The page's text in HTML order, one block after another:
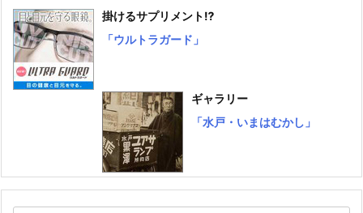
掛けるサプリメント⁉
「ウルトラガード」
ギャラリー
「水戸・いまはむかし」